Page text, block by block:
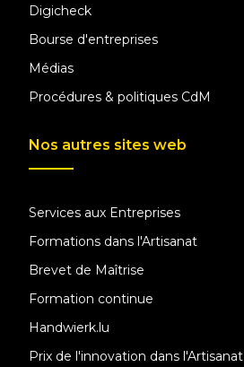
Digicheck
Bourse d'entreprises
Médias
Procédures & politiques CdM
Nos autres sites web
Services aux Entreprises
Formations dans l'Artisanat
Brevet de Maîtrise
Formation continue
Handwierk.lu
Prix de l'innovation dans l'Artisanat